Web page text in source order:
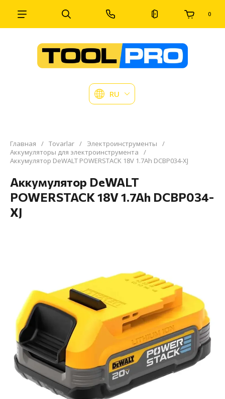
RU
0
Главная / Tovarlar / Электроинструменты
/
Аккумуляторы для электроинструмента
/
Аккумулятор DeWALT POWERSTACK 18V 1.7Ah DCBP034-XJ
Аккумулятор DeWALT
POWERSTACK 18V 1.7Ah DCBP034-
XJ